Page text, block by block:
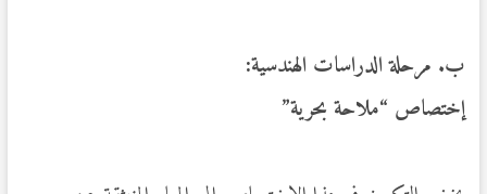
ب. مرحلة الدراسات الهندسية:
إختصاص “ملاحة بحرية”